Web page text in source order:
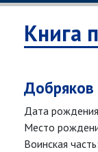
Книга
Добряков
Дата
Место
Воинская часть: